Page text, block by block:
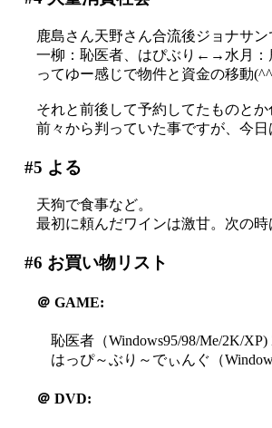
鹿島さん天野さん合流後ジョナサン
一柳：恥医者、はぴぶり←→水月：
ってゆー感じで物件と資金の移動
それと前後して予約してたものとか
前々から判っていた事ですが、今
#5 よる
天狗で食事など。
最初に頼んだワインは激甘。次の時
#6 お買い物リスト
＠ GAME:
恥医者（Windows95/98/Me/2K/XP)
はっぴ～ぶり～でぃんぐ（
＠ DVD: